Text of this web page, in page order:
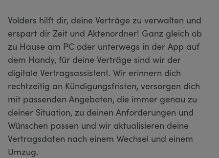
Volders hilft dir, deine Verträge zu verwalten und
erspart dir Zeit und Aktenordner! Ganz gleich ob
zu Hause am PC oder unterwegs in der App auf
dem Handy, für deine Verträge sind wir der
digitale Vertragsassistent. Wir erinnern dich
rechtzeitig an Kündigungsfristen, versorgen dich
mit passenden Angeboten, die immer genau zu
deiner Situation, zu deinen Anforderungen und
Wünschen passen und wir aktualisieren deine
Vertragsdaten nach einem Wechsel und einem
Umzug.